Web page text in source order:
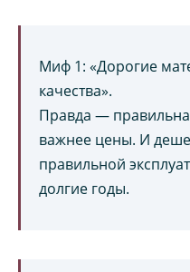
Миф 1: «Дорогие
качества».
Правда —
важнее цены. И
правильной
долгие годы.